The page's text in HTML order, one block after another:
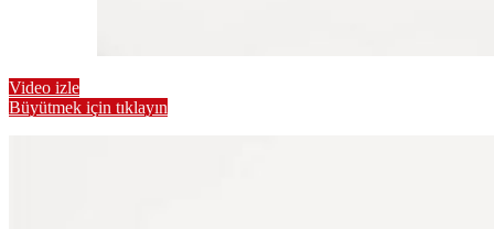
Video izle
Büyütmek için tıklayın